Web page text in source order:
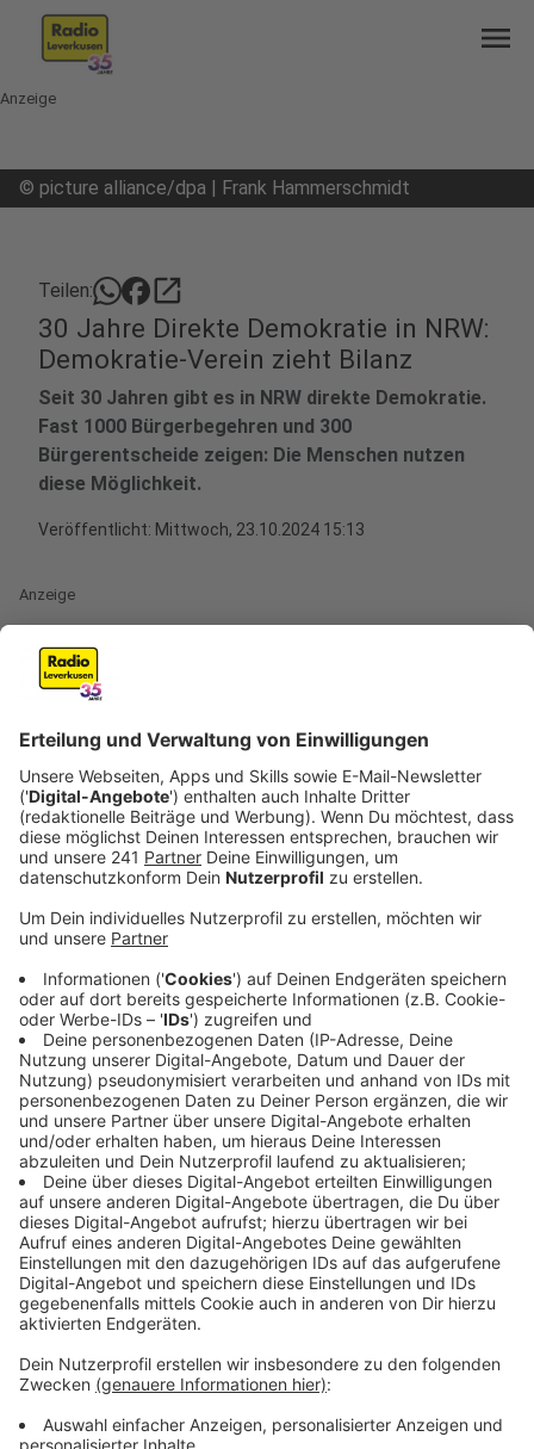
menu
Anzeige
© picture alliance/dpa | Frank Hammerschmidt
Teilen: open_in_new
30 Jahre Direkte Demokratie in NRW:
Demokratie-Verein zieht Bilanz
Seit 30 Jahren gibt es in NRW direkte Demokratie.
Fast 1000 Bürgerbegehren und 300
Bürgerentscheide zeigen: Die Menschen nutzen
diese Möglichkeit.
Veröffentlicht: Mittwoch, 23.10.2024 15:13
Anzeige
Einführung der direkten Demokratie in NRW
Vor 30 Jahren, im Jahr 1994, wurde in Nordrhein-
Westfalen die Möglichkeit der direkten Demokratie
eingeführt. Seitdem können Menschen in ihrer eigenen
Stadt für eine direkte Abstimmung über ein
bestimmtes Thema sorgen. Der Verein "Mehr
Demokratie", der diese Begehren und Entscheide in
NRW begleitet, hat Bilanz gezogen: Nutzen die
Menschen in NRW die Möglichkeit der direkten
Demokratie?
Anzeige
Gesetze sind zu kompliziert
Anzeige
Die direkte Demokratie wird häufig genutzt. In den
vergangenen 30 Jahren gab es fast 1000
es könnte noch besser laufen, sagt Achim Wölfel, der
Interview mit uns. Die Gesetze für Bürgerbegehren und